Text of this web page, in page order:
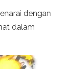
dengan
dalam